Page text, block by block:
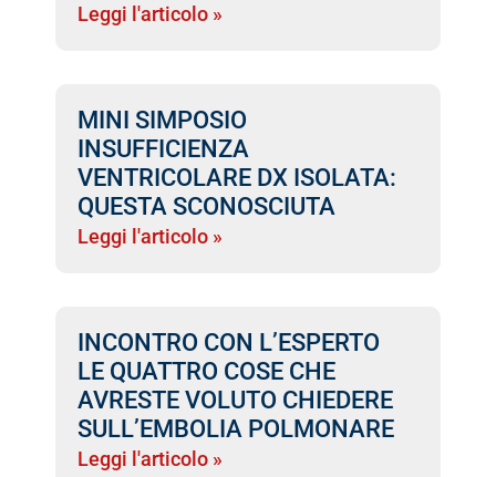
Leggi l'articolo »
MINI SIMPOSIO
INSUFFICIENZA
VENTRICOLARE DX ISOLATA:
QUESTA SCONOSCIUTA
Leggi l'articolo »
INCONTRO CON L’ESPERTO
LE QUATTRO COSE CHE
AVRESTE VOLUTO CHIEDERE
SULL’EMBOLIA POLMONARE
Leggi l'articolo »